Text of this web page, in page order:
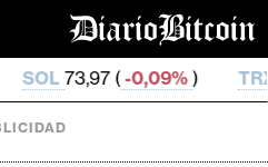
) TRX0,327 18 (0,01%)